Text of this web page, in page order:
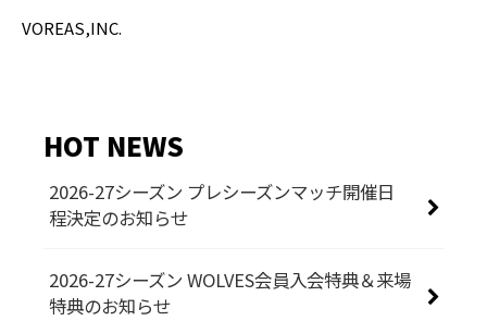
VOREAS,INC.
HOT NEWS
2026-27シーズン プレシーズンマッチ開催日
程決定のお知らせ
2026-27シーズン WOLVES会員入会特典＆来場
特典のお知らせ